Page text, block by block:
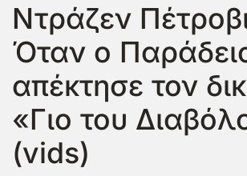
Ντράζεν
Όταν ο
απέκτησε τον
«Γιο του
(vids)